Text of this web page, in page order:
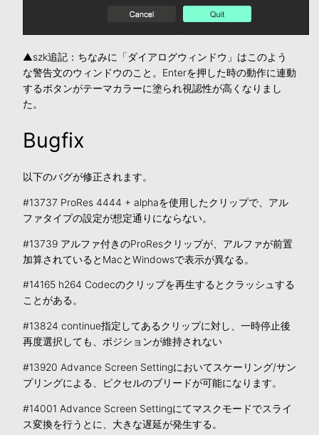
▲szk追記：ちなみに「ダイアログウィンドウ」はこのよう
な警告文のウィンドウのこと。Enterを押した時の動作に連動
するボタンがテーマカラーに塗られ視認性が高くなりまし
た。
Bugfix
以下のバグが修正されます。
#13737 ProRes 4444 + alphaを使用したクリップで、アル
ファタイプの設定が想定通りにならない。
#13739 アルファ付きのProResクリップが、アルファが前置
加算されているとMacとWindowsで表示が異なる。
#14165 h264 Codecのクリップを再生するとクラッシュする
ことがある。
#13824 continue指定してあるクリップに対し、一時停止後
再度選択しても、ポジションが維持されない
#13920 Advance Screen Settingにおいてスケーリング/サン
プリングによる、ピクセルのブリードが可能になります。
#14001 Advance Screen Settingにてマスクモードでスライ
ス変換を行うとに、大きな遅延が発生する。